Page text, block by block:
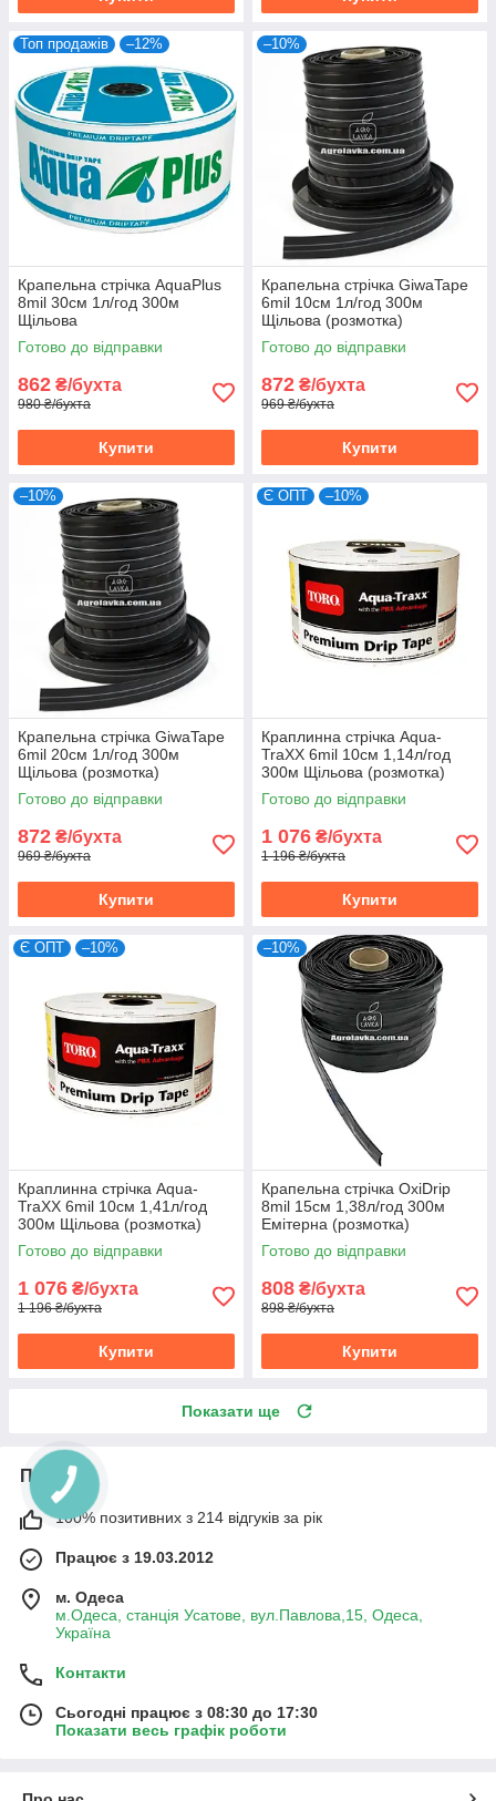
Топ продажів –12%
Крапельна стрічка AquaPlus
8mil 30см 1л/год 300м
Щільова
Готово до відправки
862 ₴/бухта
980 ₴/бухта
Купити
–10%
Крапельна стрічка GiwaTape
6mil 10см 1л/год 300м
Щільова (розмотка)
Готово до відправки
872 ₴/бухта
969 ₴/бухта
Купити
–10%
Крапельна стрічка GiwaTape
6mil 20см 1л/год 300м
Щільова (розмотка)
Готово до відправки
872 ₴/бухта
969 ₴/бухта
Купити
Є ОПТ –10%
Краплинна стрічка Aqua-
TraXX 6mil 10см 1,14л/год
300м Щільова (розмотка)
Готово до відправки
1 076 ₴/бухта
1 196 ₴/бухта
Купити
Є ОПТ –10%
Краплинна стрічка Aqua-
TraXX 6mil 10см 1,41л/год
300м Щільова (розмотка)
Готово до відправки
1 076 ₴/бухта
1 196 ₴/бухта
Купити
–10%
Крапельна стрічка OxiDrip
8mil 15см 1,38л/год 300м
Емітерна (розмотка)
Готово до відправки
808 ₴/бухта
898 ₴/бухта
Купити
Показати ще
Про нас
100% позитивних з 214 відгуків за рік
Працює з 19.03.2012
м. Одеса
м.Одеса, станція Усатове, вул.Павлова,15, Одеса,
Україна
Контакти
Сьогодні працює з 08:30 до 17:30
Показати весь графік роботи